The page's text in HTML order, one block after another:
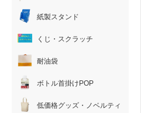
紙製スタンド
くじ・スクラッチ
耐油袋
ボトル首掛けPOP
低価格グッズ・ノベルティ